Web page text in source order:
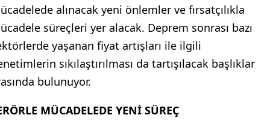
alınacak yeni önlemler ve fırsatçılıkla
süreçleri yer alacak. Deprem sonrası bazı
yaşanan fiyat artışları ile ilgili
sıkılaştırılması da tartışılacak başlıklar
bulunuyor.
MÜCADELEDE YENİ SÜREÇ